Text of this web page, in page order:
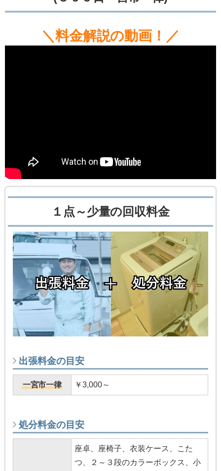
＼料金解説の動画！／
１点～少量の回収料金
出張料金の目安
一宮市一律 ￥3,000～
処分料金の目安
座卓、座椅子、衣装ケース、こた
つ、２～３段のカラーボックス、小